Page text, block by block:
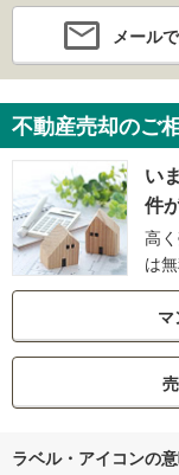
メール
不動産売却のご
い
件
高
は
ラベル・アイコンの